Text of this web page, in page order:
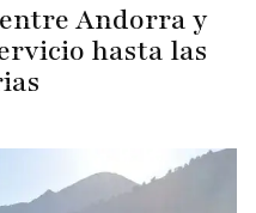
Andorra y
hasta las